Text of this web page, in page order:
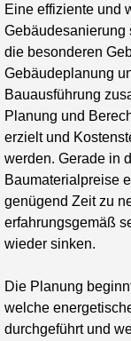
Eine effiziente und
Gebäudesanierung
die besonderen
Gebäudeplanung
Bauausführung
Planung und
erzielt und
werden. Gerade in
Baumaterialpreise
genügend Zeit zu
erfahrungsgemäß
wieder sinken.
Die Planung
welche
durchgeführt und